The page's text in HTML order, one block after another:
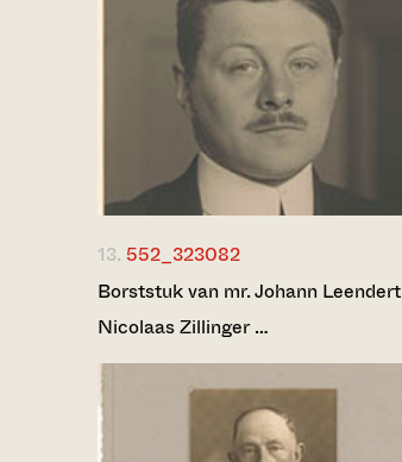
13. 552_323082
Borststuk van mr. Johann Leendert
Nicolaas Zillinger …